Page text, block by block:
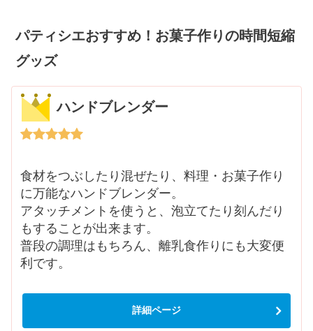
パティシエおすすめ！お菓子作りの時間短縮
グッズ
ハンドブレンダー
食材をつぶしたり混ぜたり、料理・お菓子作り
に万能なハンドブレンダー。
アタッチメントを使うと、泡立てたり刻んだり
もすることが出来ます。
普段の調理はもちろん、離乳食作りにも大変便
利です。
詳細ページ